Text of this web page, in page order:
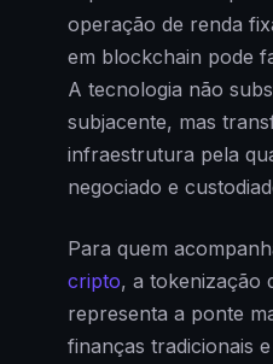
operação de renda
em blockchain pode
A tecnologia não
subjacente, mas
infraestrutura pela
negociado e
Para quem
cripto, a tokenização
representa a ponte
finanças tradicionais